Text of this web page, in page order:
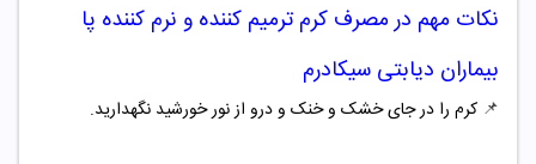
نکات مهم در مصرف کرم ترمیم کننده و نرم کننده پا
بیماران دیابتی سیکادرم
📌 کرم را در جای خشک و خنک و درو از نور خورشید نگهدارید.